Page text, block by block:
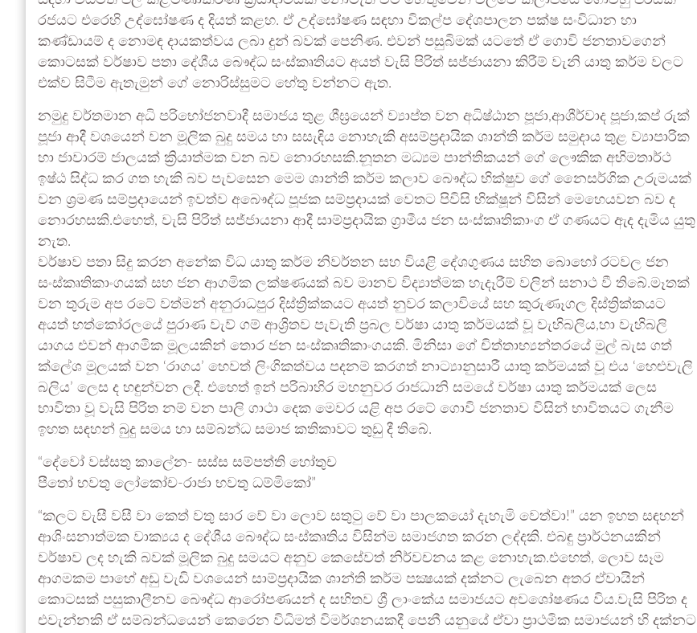
රජයට එරෙහි උද්ඝෝෂණ ද දියත් කළහ. ඒ උද්ඝෝෂණ සඳහා විකල්ප දේශපාලන පක්ෂ සංවිධාන හා
කණ්ඩායම් ද නොමඳ දායකත්වය ලබා දුන් බවක් පෙනිණ. එවන් පසුබිමක් යටතේ ඒ ගොවි ජනතාවගෙන්
කොටසක් වර්ෂාව පතා දේශීය බෞද්ධ සංස්කෘතියට අයත් වැසි පිරිත් සජ්ජායනා කිරීම් වැනි යාතු කර්ම වලට
එක්ව සිටීම ඇතැමුන් ගේ නොරිස්සුමට හේතු වන්නට ඇත.
නමුදු වර්තමාන අධි පරිභෝජනවාදී සමාජය තුළ ශීඝ්‍රයෙන් ව්‍යාප්ත වන අධිෂ්ඨාන පූජා,ආශීර්වාද පූජා,කප් රුක්
පූජා ආදී වශයෙන් වන මූලික බුදු සමය හා සසැඳිය නොහැකි අසම්ප්‍රදායික ශාන්ති කර්ම සමුදාය තුළ ව්‍යාපාරික
හා ජාවාරම් ජාලයක් ක්‍රියාත්මක වන බව නොරහසකි.නූතන මධ්‍යම පාන්තිකයන් ගේ ලෞකික අභිමතාර්ථ
ඉෂ්ඨ සිද්ධ කර ගත හැකි බව පැවසෙන මෙම ශාන්ති කර්ම කලාව බෞද්ධ භික්ෂුව ගේ නෛසර්ගික උරුමයක්
වන ශ්‍රමණ සම්ප්‍රදායෙන් ඉවත්ව අබෞද්ධ පූජක සම්ප්‍රදායක් වෙතට පිවිසි භික්ෂූන් විසින් මෙහෙයවන බව ද
නොරහසකි.එහෙත්, වැසි පිරිත් සජ්ජායනා ආදී සාම්ප්‍රදායික ග්‍රාමීය ජන සංස්කෘතිකාංග ඒ ගණයට ඇද දැමිය යුතු
නැත.
වර්ෂාව පතා සිදු කරන අනේක විධ යාතු කර්ම නිවර්තන සහ වියළි දේශගුණය සහිත බොහෝ රටවල ජන
සංස්කෘතිකාංගයක් සහ ජන ආගමික ලක්ෂණයක් බව මානව විද්‍යාත්මක හැදෑරීම් වලින් සනාථ වී තිබේ.මෑතක්
වන තුරුම අප රටේ වත්මන් අනුරාධපුර දිස්ත්‍රික්කයට අයත් නුවර කලාවියේ සහ කුරුණෑගල දිස්ත්‍රික්කයට
අයත් හත්කෝරලයේ පුරාණ වැව් ගම් ආශ්‍රිතව පැවැති ප්‍රබල වර්ෂා යාතු කර්මයක් වූ වැහිබලිය,හා වැහිබලි
යාගය එවන් ආගමික මූලයකින් තොර ජන සංස්කෘතිකාංගයකි. මිනිසා ගේ චිත්තාභ්‍යන්තරයේ මුල් බැස ගත්
ක්ලේශ මූලයක් වන ‘රාගය’ හෙවත් ලිංගිකත්වය පදනම් කරගත් නාට්‍යානුසාරී යාතු කර්මයක් වූ එය ‘හෙළුවැලි
බලිය’ ලෙස ද හඳුන්වන ලදී. එහෙත් ඉන් පරිබාහිර මහනුවර රාජධානි සමයේ වර්ෂා යාතු කර්මයක් ලෙස
භාවිතා වූ වැසි පිරිත නම් වන පාලි ගාථා දෙක මෙවර යළි අප රටේ ගොවි ජනතාව විසින් භාවිතයට ගැනීම
ඉහත සඳහන් බුදු සමය හා සම්බන්ධ සමාජ කතිකාවට තුඩු දී තිබේ.
“දේවෝ වස්සතු කාලේන- සස්ස සම්පත්ති හෝතුච
පීතෝ භවතු ලෝකෝච-රාජා භවතු ධම්මිකෝ”
“කලට වැසී වසී වා කෙත් වතු සාර වේ වා ලොව සතුටු වේ වා පාලකයෝ දැහැමි වෙත්වා!” යන ඉහත සඳහන්
ආශිංසනාත්මක වාක්‍යය ද දේශීය බෞද්ධ සංස්කෘතිය විසින්ම සමාජගත කරන ලද්දකි. එබඳු ප්‍රාර්ථනයකින්
වර්ෂාව ලද හැකි බවක් මූලික බුදු සමයට අනුව කෙසේවත් නිර්වචනය කළ නොහැක.එහෙත්, ලොව සෑම
ආගමකම පාහේ අඩු වැඩි වශයෙන් සාම්ප්‍රදායික ශාන්ති කර්ම පක්‍ෂයක් දක්නට ලැබෙන අතර ඒවායින්
කොටසක් පසුකාලීනව බෞද්ධ ආරෝපණයන් ද සහිතව ශ්‍රී ලාංකේය සමාජයට අවශෝෂණය විය.වැසි පිරිත ද
එවැන්නකි ඒ සම්බන්ධයෙන් කෙරෙන විධිමත් විමර්ශනයකදී පෙනී යනුයේ ඒවා ප්‍රාථමික සමාජයන් හි දක්නට